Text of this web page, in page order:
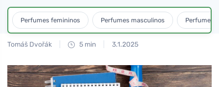
Perfumes femininos Perfumes masculinos Perfumes
Tomáš Dvořák 5 min 3.1.2025